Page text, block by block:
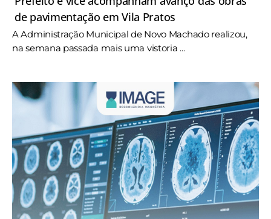
de pavimentação em Vila Pratos
A Administração Municipal de Novo Machado realizou,
na semana passada mais uma vistoria ...